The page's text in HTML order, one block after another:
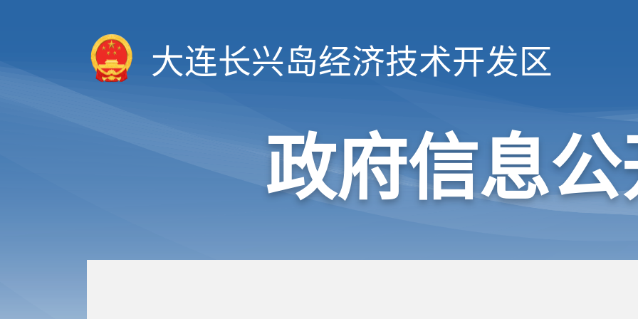
大连长兴岛经济技术开发区
政府信息